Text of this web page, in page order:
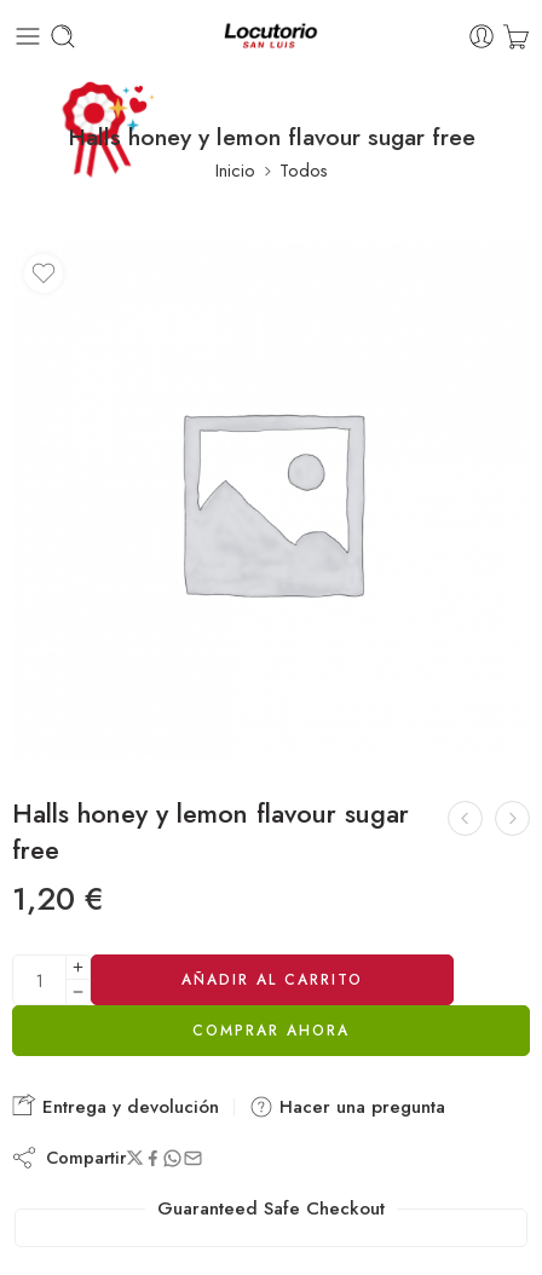
Halls honey y lemon flavour sugar free
Inicio Todos
Halls honey y lemon flavour sugar
free
1,20 €
AÑADIR AL CARRITO
COMPRAR AHORA
Alternative:
Entrega y devolución Hacer una pregunta
Compartir
Guaranteed Safe Checkout